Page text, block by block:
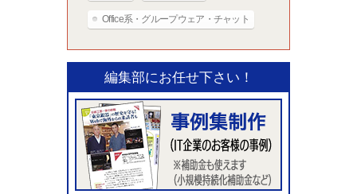
Office系・グループウェア・チャット
編集部にお任せ下さい！